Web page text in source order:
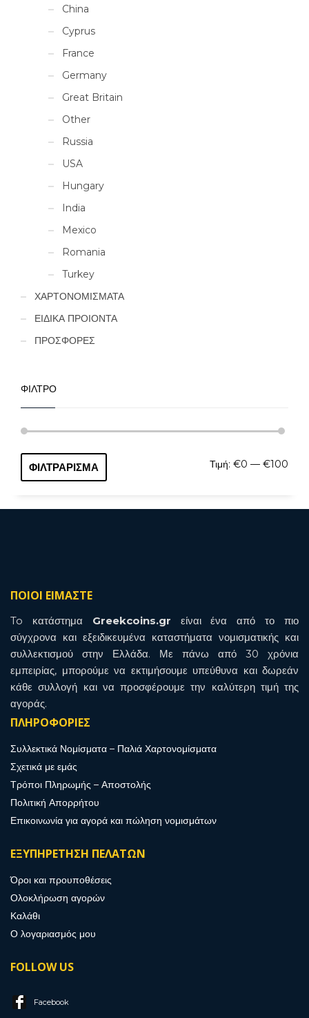
China
Cyprus
France
Germany
Great Britain
Other
Russia
USA
Hungary
India
Mexico
Romania
Turkey
ΧΑΡΤΟΝΟΜΙΣΜΑΤΑ
ΕΙΔΙΚΑ ΠΡΟΙΟΝΤΑ
ΠΡΟΣΦΟΡΕΣ
ΦΙΛΤΡΟ
ΦΙΛΤΡΆΡΙΣΜΑ Τιμή: €0 — €100
ΠΟΙΟΙ ΕΙΜΑΣΤΕ
To κατάστημα Greekcoins.gr είναι ένα από το πιο
σύγχρονα και εξειδικευμένα καταστήματα νομισματικής και
συλλεκτισμού στην Ελλάδα. Με πάνω από 30 χρόνια
εμπειρίας, μπορούμε να εκτιμήσουμε υπεύθυνα και δωρεάν
κάθε συλλογή και να προσφέρουμε την καλύτερη τιμή της
αγοράς.
ΠΛΗΡΟΦΟΡΙΕΣ
Συλλεκτικά Νομίσματα – Παλιά Χαρτονομίσματα
Σχετικά με εμάς
Τρόποι Πληρωμής – Αποστολής
Πολιτική Απορρήτου
Επικοινωνία για αγορά και πώληση νομισμάτων
ΕΞΥΠΗΡΕΤΗΣΗ ΠΕΛΑΤΩΝ
Όροι και προυποθέσεις
Ολοκλήρωση αγορών
Καλάθι
Ο λογαριασμός μου
FOLLOW US
Facebook